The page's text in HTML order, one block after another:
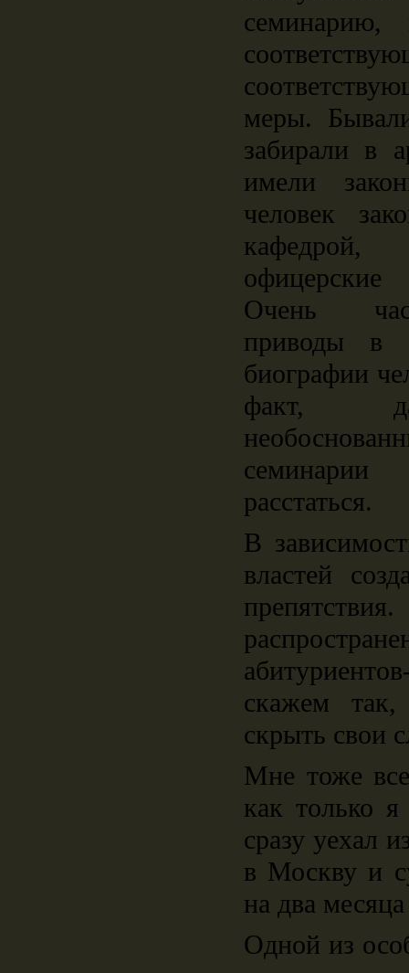
меры.
забирали в
имели
человек
Очень
приводы в
биографии
факт,
расстаться.
В
властей
скажем
скрыть свои
Мне тоже
как только
сразу уехал
в Москву и
на два
Одной из